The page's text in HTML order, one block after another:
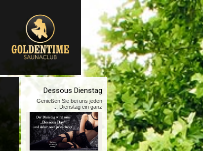
Dessous Dienstag
Genießen Sie bei uns jeden
Dienstag ein ganz